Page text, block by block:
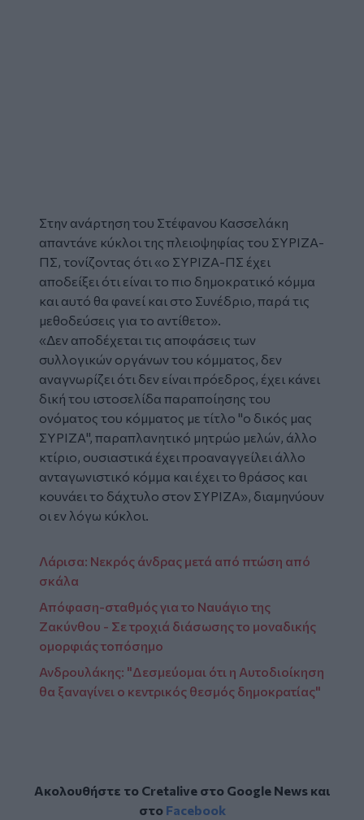
Στην ανάρτηση του Στέφανου Κασσελάκη
απαντάνε κύκλοι της πλειοψηφίας του ΣΥΡΙΖΑ-
ΠΣ, τονίζοντας ότι «ο ΣΥΡΙΖΑ-ΠΣ έχει
αποδείξει ότι είναι το πιο δημοκρατικό κόμμα
και αυτό θα φανεί και στο Συνέδριο, παρά τις
μεθοδεύσεις για το αντίθετο».
«Δεν αποδέχεται τις αποφάσεις των
συλλογικών οργάνων του κόμματος, δεν
αναγνωρίζει ότι δεν είναι πρόεδρος, έχει κάνει
δική του ιστοσελίδα παραποίησης του
ονόματος του κόμματος με τίτλο "ο δικός μας
ΣΥΡΙΖΑ", παραπλανητικό μητρώο μελών, άλλο
κτίριο, ουσιαστικά έχει προαναγγείλει άλλο
ανταγωνιστικό κόμμα και έχει το θράσος και
κουνάει το δάχτυλο στον ΣΥΡΙΖΑ», διαμηνύουν
οι εν λόγω κύκλοι.
Λάρισα: Νεκρός άνδρας μετά από πτώση από
σκάλα
Απόφαση-σταθμός για το Ναυάγιο της
Ζακύνθου - Σε τροχιά διάσωσης το μοναδικής
ομορφιάς τοπόσημο
Ανδρουλάκης: "Δεσμεύομαι ότι η Αυτοδιοίκηση
θα ξαναγίνει ο κεντρικός θεσμός δημοκρατίας"
Ακολουθήστε το Cretalive στο Google Newsκαι
στο Facebook